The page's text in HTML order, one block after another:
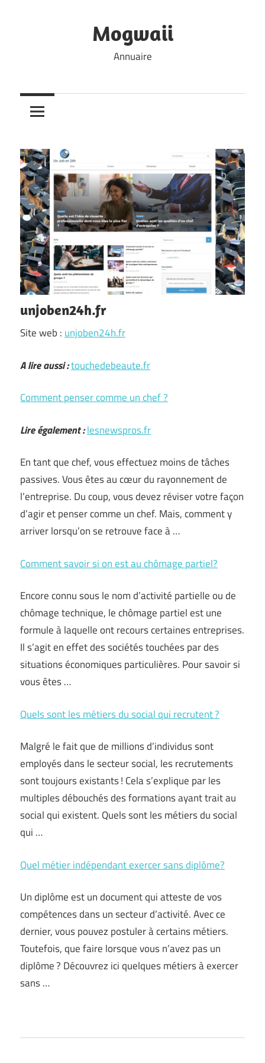
Mogwaii
Annuaire
unjoben24h.fr
Site web : unjoben24h.fr
A lire aussi :touchedebeaute.fr
Comment penser comme un chef ?
Lire également :lesnewspros.fr
En tant que chef, vous effectuez moins de tâches
passives. Vous êtes au cœur du rayonnement de
l’entreprise. Du coup, vous devez réviser votre façon
d’agir et penser comme un chef. Mais, comment y
arriver lorsqu’on se retrouve face à …
Comment savoir si on est au chômage partiel?
Encore connu sous le nom d’activité partielle ou de
chômage technique, le chômage partiel est une
formule à laquelle ont recours certaines entreprises.
Il s’agit en effet des sociétés touchées par des
situations économiques particulières. Pour savoir si
vous êtes …
Quels sont les métiers du social qui recrutent ?
Malgré le fait que de millions d’individus sont
employés dans le secteur social, les recrutements
sont toujours existants ! Cela s’explique par les
multiples débouchés des formations ayant trait au
social qui existent. Quels sont les métiers du social
qui …
Quel métier indépendant exercer sans diplôme?
Un diplôme est un document qui atteste de vos
compétences dans un secteur d’activité. Avec ce
dernier, vous pouvez postuler à certains métiers.
Toutefois, que faire lorsque vous n’avez pas un
diplôme ? Découvrez ici quelques métiers à exercer
sans …